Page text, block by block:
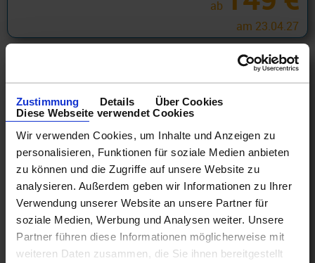
Zustimmung Details
Über Cookies
Diese Webseite verwendet Cookies
Wir verwenden Cookies, um Inhalte und Anzeigen zu
personalisieren, Funktionen für soziale Medien anbieten
zu können und die Zugriffe auf unsere Website zu
analysieren. Außerdem geben wir Informationen zu Ihrer
Verwendung unserer Website an unsere Partner für
soziale Medien, Werbung und Analysen weiter. Unsere
Partner führen diese Informationen möglicherweise mit
weiteren Daten zusammen, die Sie ihnen bereitgestellt
ab
am 23.04.27
Alaska Kreuzfahrten ab Seattle